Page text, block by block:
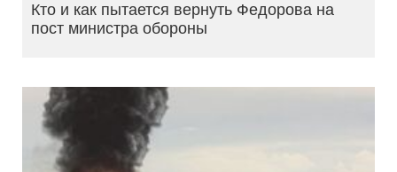
Кто и как пытается вернуть Федорова на
пост министра обороны